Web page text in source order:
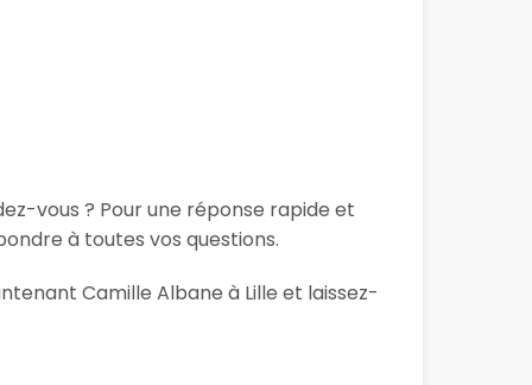
vous ? Pour une réponse rapide et
à toutes vos questions.
Camille Albane à Lille et laissez-